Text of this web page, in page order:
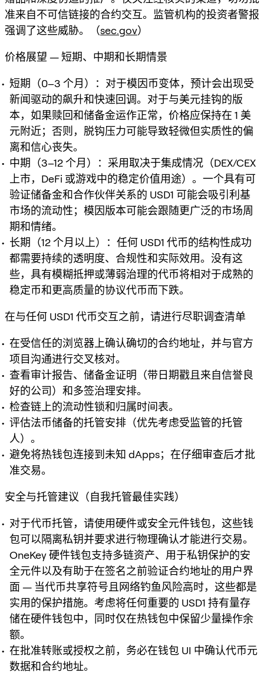
准来自不可信链接的合约交互。监管机构的投资者警报
强调了这些威胁。（sec.gov）
价格展望 — 短期、中期和长期情景
短期（0–3 个月）：对于模因币变体，预计会出现受
新闻驱动的飙升和快速回调。对于与美元挂钩的版
本，如果赎回和储备金运作正常，价格应保持在 1 美
元附近；否则，脱钩压力可能导致轻微但实质性的偏
离和信心丧失。
中期（3–12 个月）：采用取决于集成情况（DEX/CEX
上市，DeFi 或游戏中的稳定价值用途）。一个具有可
验证储备金和合作伙伴关系的 USD1 可能会吸引利基
市场的流动性；模因版本可能会跟随更广泛的市场周
期和情绪。
长期（12 个月以上）：任何 USD1 代币的结构性成功
都需要持续的透明度、合规性和实际效用。没有这
些，具有模糊抵押或薄弱治理的代币将相对于成熟的
稳定币和更高质量的协议代币而下跌。
在与任何 USD1 代币交互之前，请进行尽职调查清单
在受信任的浏览器上确认确切的合约地址，并与官方
项目沟通进行交叉核对。
查看审计报告、储备金证明（带日期戳且来自信誉良
好的公司）和多签治理安排。
检查链上的流动性锁和归属时间表。
评估法币储备的托管安排（优先考虑受监管的托管
人）。
避免将热钱包连接到未知 dApps；在仔细审查后才批
准交易。
安全与托管建议（自我托管最佳实践）
对于代币托管，请使用硬件或安全元件钱包，这些钱
包可以隔离私钥并要求进行物理确认才能进行交易。
OneKey 硬件钱包支持多链资产、用于私钥保护的安
全元件以及有助于在签名之前验证合约地址的用户界
面 — 当代币共享符号且网络钓鱼风险高时，这些都是
实用的保护措施。考虑将任何重要的 USD1 持有量存
储在硬件钱包中，同时仅在热钱包中保留少量操作余
额。
在批准转账或授权之前，务必在钱包 UI 中确认代币元
数据和合约地址。